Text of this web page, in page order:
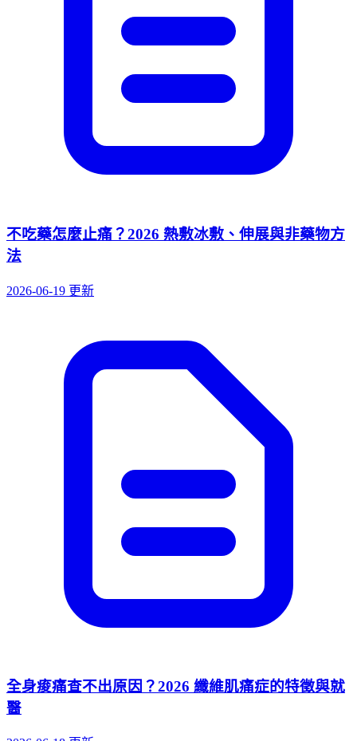
不吃藥怎麼止痛？2026 熱敷冰敷、伸展與非藥物方
法
2026-06-19 更新
全身痠痛查不出原因？2026 纖維肌痛症的特徵與就
醫